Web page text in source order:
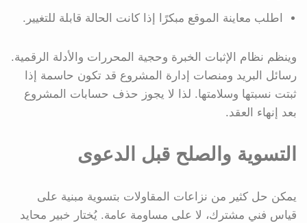
اطلب معاينة الموقع مبكرًا إذا كانت الحالة قابلة للتغيير.
وينظم نظام الإثبات الخبرة وحجية المحررات والأدلة الرقمية.
رسائل البريد ومنصات إدارة المشروع قد تكون حاسمة إذا
ثبتت نسبتها وسلامتها. لذا لا يجوز حذف حسابات المشروع
بعد إنهاء العقد.
التسوية والصلح قبل الدعوى
يمكن حل كثير من نزاعات المقاولات بتسوية مبنية على
قياس فني مشترك، لا على مساومة عامة. يُختار خبير محايد